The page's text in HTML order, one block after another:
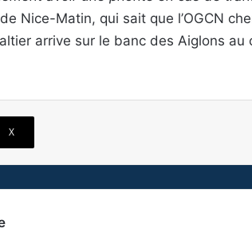
Nice-Matin, qui sait que l’OGCN
arrive sur le banc des Aiglons au
X